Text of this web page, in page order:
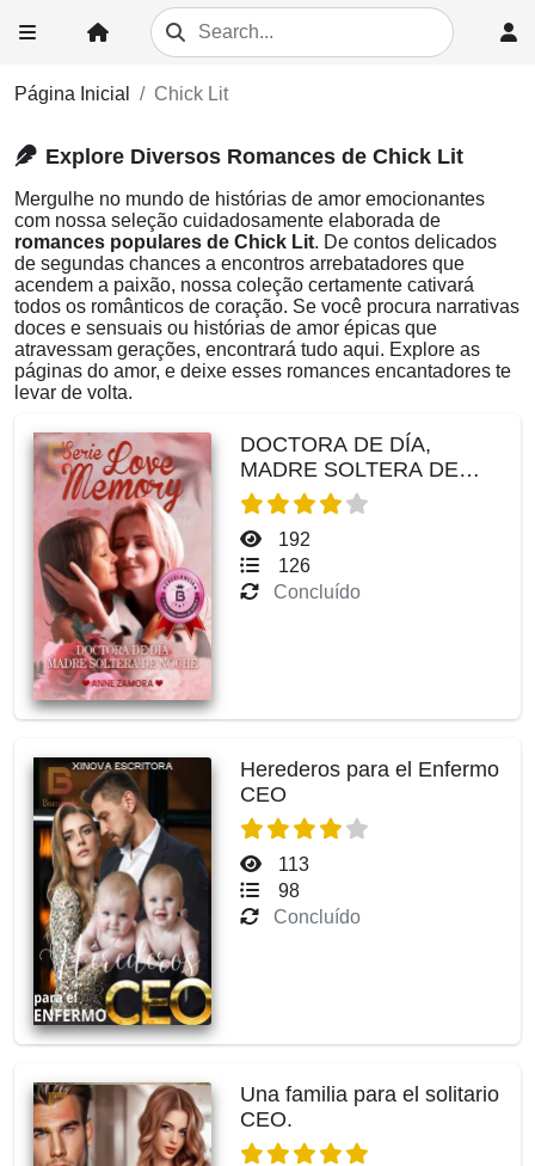
Página Inicial Chick Lit
Explore Diversos Romances de Chick Lit
Mergulhe no mundo de histórias de amor emocionantes
com nossa seleção cuidadosamente elaborada de
romances populares de Chick Lit. De contos delicados
de segundas chances a encontros arrebatadores que
acendem a paixão, nossa coleção certamente cativará
todos os românticos de coração. Se você procura narrativas
doces e sensuais ou histórias de amor épicas que
atravessam gerações, encontrará tudo aqui. Explore as
páginas do amor, e deixe esses romances encantadores te
levar de volta.
DOCTORA DE DÍA,
MADRE SOLTERA DE
NOCHE. SERIE LOVE
MEMORY.
192
126
Concluído
Herederos para el Enfermo
CEO
113
98
Concluído
Una familia para el solitario
CEO.